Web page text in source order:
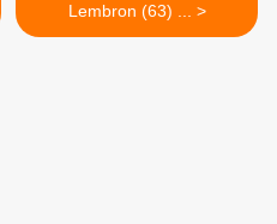
Lembron (63) ... >